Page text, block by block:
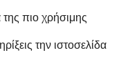
της πιο χρήσιμης
την ιστοσελίδα